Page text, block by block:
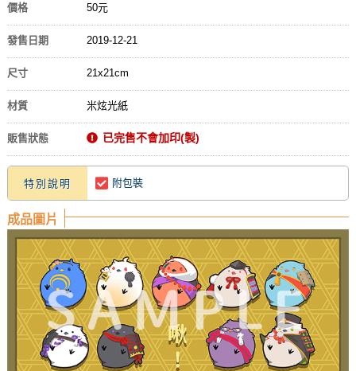
價格 50元
發售日期 2019-12-21
尺寸 21x21cm
材質 米炫光紙
販售狀態 已完售不會加印(製)
特別說明 附包裝
成品圖片